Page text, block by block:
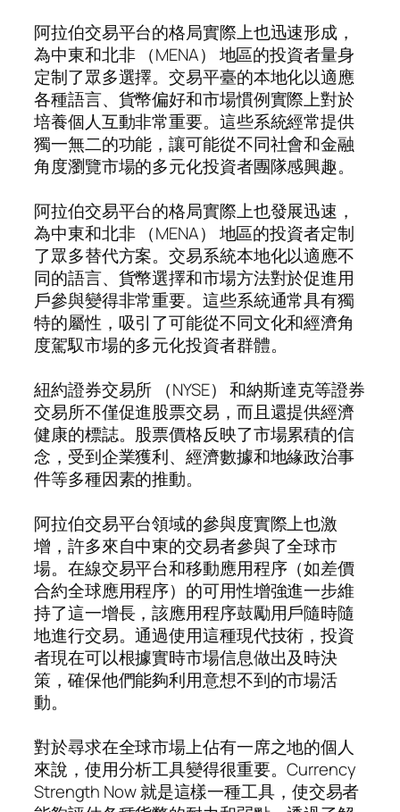
阿拉伯交易平台的格局實際上也迅速形成，
為中東和北非 （MENA） 地區的投資者量身
定制了眾多選擇。交易平臺的本地化以適應
各種語言、貨幣偏好和市場慣例實際上對於
培養個人互動非常重要。這些系統經常提供
獨一無二的功能，讓可能從不同社會和金融
角度瀏覽市場的多元化投資者團隊感興趣。
阿拉伯交易平台的格局實際上也發展迅速，
為中東和北非 （MENA） 地區的投資者定制
了眾多替代方案。交易系統本地化以適應不
同的語言、貨幣選擇和市場方法對於促進用
戶參與變得非常重要。這些系統通常具有獨
特的屬性，吸引了可能從不同文化和經濟角
度駕馭市場的多元化投資者群體。
紐約證券交易所 （NYSE） 和納斯達克等證券
交易所不僅促進股票交易，而且還提供經濟
健康的標誌。股票價格反映了市場累積的信
念，受到企業獲利、經濟數據和地緣政治事
件等多種因素的推動。
阿拉伯交易平台領域的參與度實際上也激
增，許多來自中東的交易者參與了全球市
場。在線交易平台和移動應用程序（如差價
合約全球應用程序）的可用性增強進一步維
持了這一增長，該應用程序鼓勵用戶隨時隨
地進行交易。通過使用這種現代技術，投資
者現在可以根據實時市場信息做出及時決
策，確保他們能夠利用意想不到的市場活
動。
對於尋求在全球市場上佔有一席之地的個人
來說，使用分析工具變得很重要。Currency
Strength Now 就是這樣一種工具，使交易者